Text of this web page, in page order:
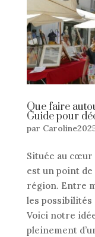
Que faire
Guide pour
par
Située au cœur
est un point
région. Entre
les possibilités
Voici notre
pleinement